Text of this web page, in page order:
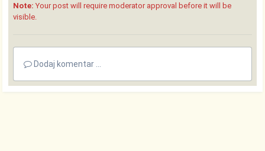
Note: Your post will require moderator approval before it will be
visible.
Dodaj komentar ...